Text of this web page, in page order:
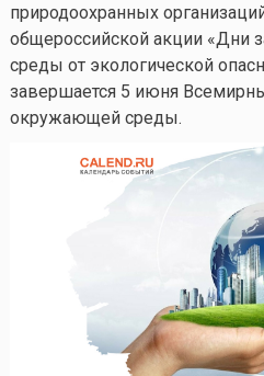
природоохранных
общероссийской акции
среды от экологической
завершается 5 июня
окружающей среды.